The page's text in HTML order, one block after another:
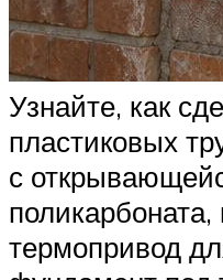
Узнайте, как
пластиковых
с
поликарбоната,
термопривод